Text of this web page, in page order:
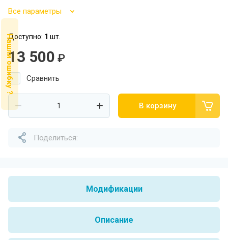
Все параметры
Доступно: 1 шт.
13 500 ₽
Сравнить
В корзину
Поделиться:
Модификации
Описание
Нашли ошибку ?